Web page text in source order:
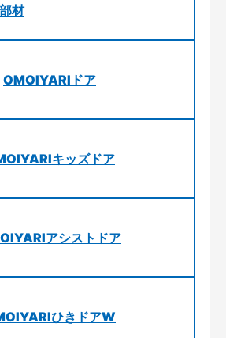
材
OMOIYARIドア
キッズドア
アシストドア
ひきドアW